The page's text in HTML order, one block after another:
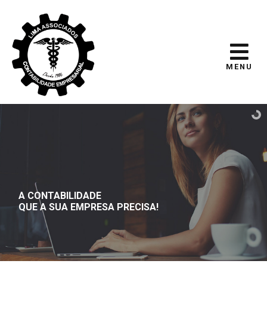
MENU
A CONTABILIDADE
QUE A SUA EMPRESA PRECISA!